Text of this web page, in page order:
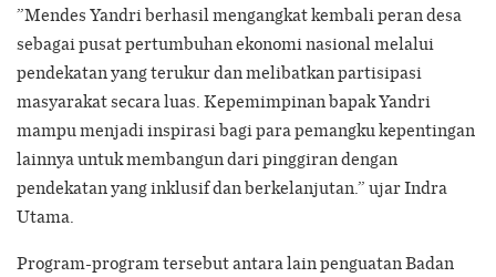
”Mendes Yandri berhasil mengangkat kembali peran desa
sebagai pusat pertumbuhan ekonomi nasional melalui
pendekatan yang terukur dan melibatkan partisipasi
masyarakat secara luas. Kepemimpinan bapak Yandri
mampu menjadi inspirasi bagi para pemangku kepentingan
lainnya untuk membangun dari pinggiran dengan
pendekatan yang inklusif dan berkelanjutan.” ujar Indra
Utama.
Program-program tersebut antara lain penguatan Badan